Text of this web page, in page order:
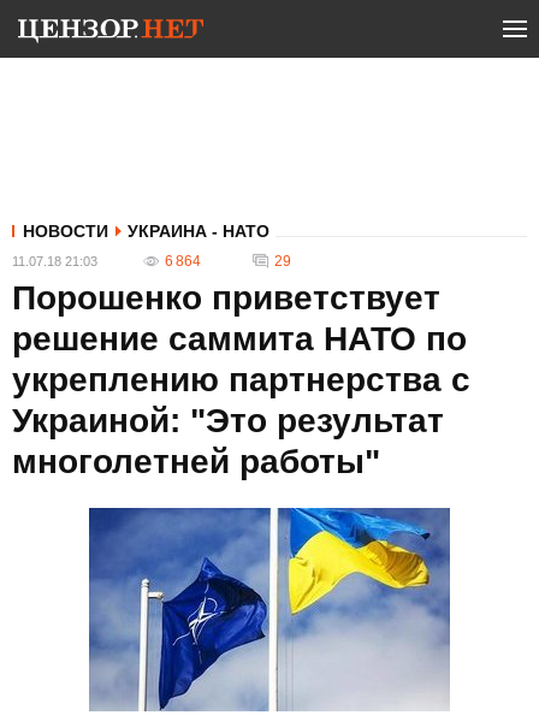
НОВОСТИ УКРАИНА - НАТО
11.07.18 21:03 6 864 29
Порошенко приветствует
решение саммита НАТО по
укреплению партнерства с
Украиной: "Это результат
многолетней работы"